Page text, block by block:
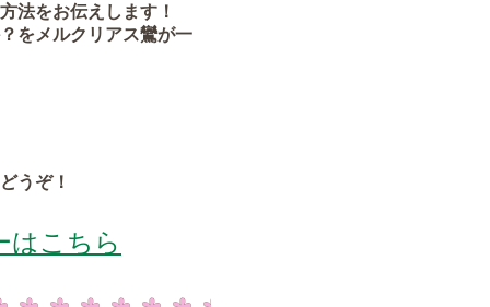
法をお伝えします！
をメルクリアス鸞が一
うぞ！
はこちら